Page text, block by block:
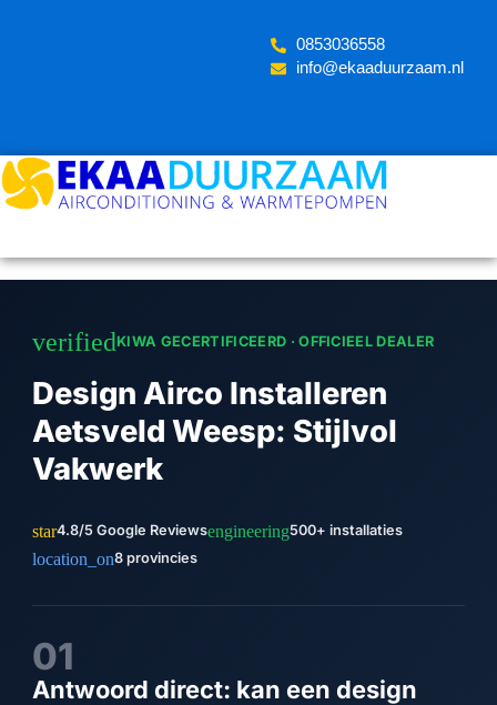
‪0853036558
info@ekaaduurzaam.nl
verifiedKIWA GECERTIFICEERD · OFFICIEEL DEALER
Design Airco Installeren
Aetsveld Weesp: Stijlvol
Vakwerk
star4.8/5 Google Reviewsengineering500+ installaties
location_on8 provincies
01
Antwoord direct: kan een design